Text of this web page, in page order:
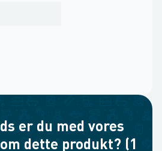
er du med vores
dette produkt? (1